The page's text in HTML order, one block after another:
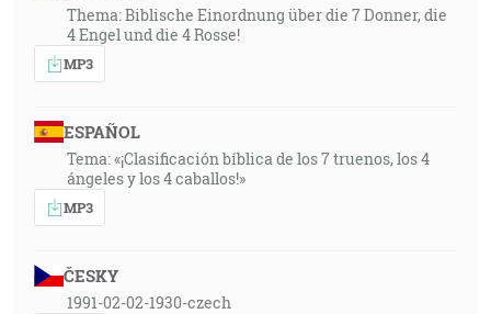
Thema: Biblische Einordnung über die 7 Donner, die
4 Engel und die 4 Rosse!
MP3
ESPAÑOL
Tema: «¡Clasificación bíblica de los 7 truenos, los 4
ángeles y los 4 caballos!»
MP3
ČESKY
1991-02-02-1930-czech